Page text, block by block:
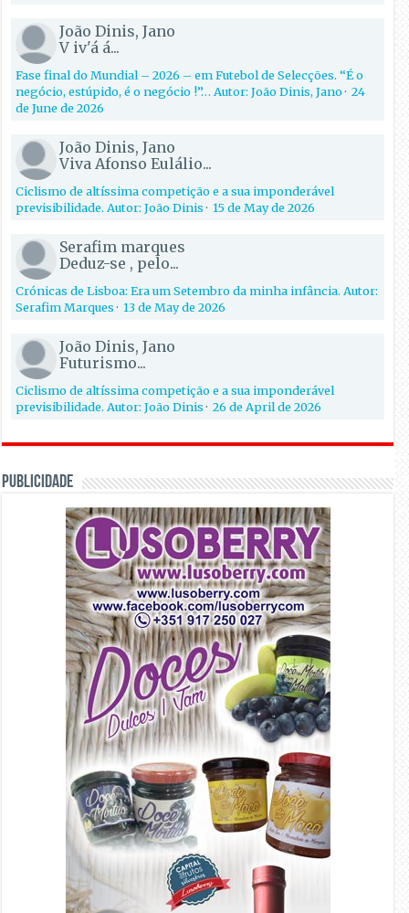
João Dinis, Jano
V iv'á á...
Fase final do Mundial – 2026 – em Futebol de Selecções. “É o
negócio, estúpido, é o negócio !”… Autor: João Dinis, Jano·24
de June de 2026
João Dinis, Jano
Viva Afonso Eulálio...
Ciclismo de altíssima competição e a sua imponderável
previsibilidade. Autor: João Dinis·15 de May de 2026
Serafim marques
Deduz-se , pelo...
Crónicas de Lisboa: Era um Setembro da minha infância. Autor:
Serafim Marques·13 de May de 2026
João Dinis, Jano
Futurismo...
Ciclismo de altíssima competição e a sua imponderável
previsibilidade. Autor: João Dinis·26 de April de 2026
PUBLICIDADE